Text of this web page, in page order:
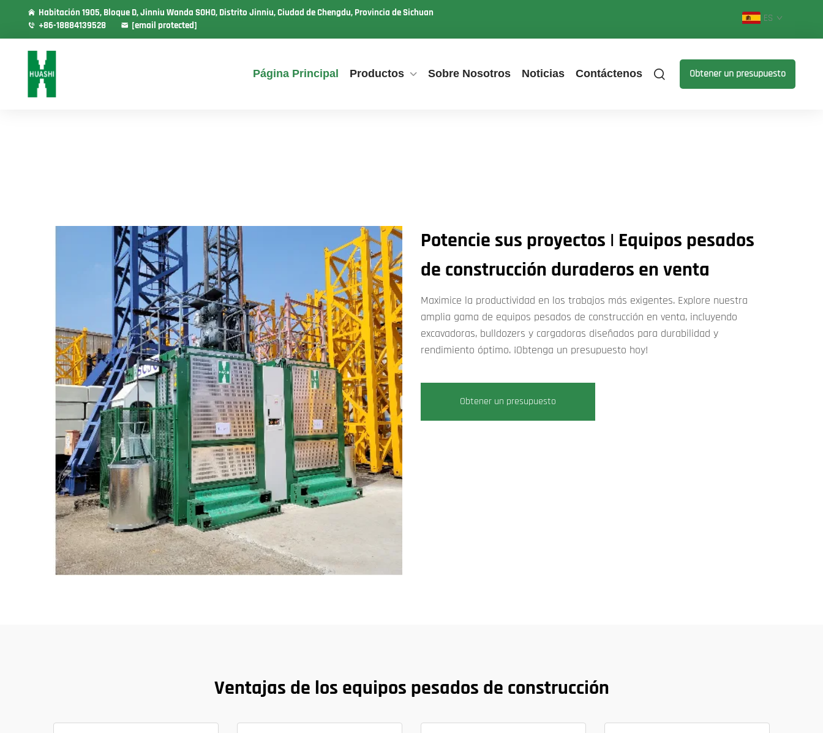
Habitación 1905, Bloque D, Jinniu Wanda SOHO, Distrito Jinniu, Ciudad de Chengdu, Provincia de Sichuan
+86-18884139528
[email protected]
ES
Página Principal Productos Sobre Nosotros Noticias Contáctenos Obtener un presupuesto
Potencie sus proyectos | Equipos pesados
de construcción duraderos en venta
Maximice la productividad en los trabajos más exigentes. Explore nuestra
amplia gama de equipos pesados de construcción en venta, incluyendo
excavadoras, bulldozers y cargadoras diseñados para durabilidad y
rendimiento óptimo. ¡Obtenga un presupuesto hoy!
Obtener un presupuesto
Ventajas de los equipos pesados de construcción